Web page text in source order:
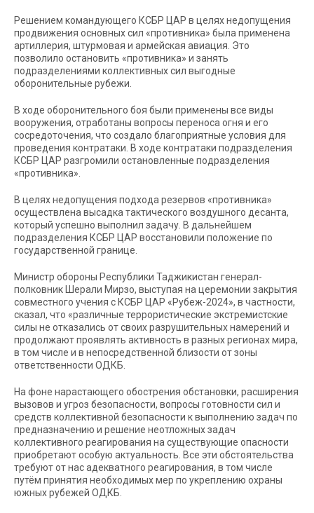
Решением командующего КСБР ЦАР в целях недопущения
продвижения основных сил «противника» была применена
артиллерия, штурмовая и армейская авиация. Это
позволило остановить «противника» и занять
подразделениями коллективных сил выгодные
оборонительные рубежи.
В ходе оборонительного боя были применены все виды
вооружения, отработаны вопросы переноса огня и его
сосредоточения, что создало благоприятные условия для
проведения контратаки. В ходе контратаки подразделения
КСБР ЦАР разгромили остановленные подразделения
«противника».
В целях недопущения подхода резервов «противника»
осуществлена высадка тактического воздушного десанта,
который успешно выполнил задачу. В дальнейшем
подразделения КСБР ЦАР восстановили положение по
государственной границе.
Министр обороны Республики Таджикистан генерал-
полковник Шерали Мирзо, выступая на церемонии закрытия
совместного учения с КСБР ЦАР «Рубеж-2024», в частности,
сказал, что «различные террористические экстремистские
силы не отказались от своих разрушительных намерений и
продолжают проявлять активность в разных регионах мира,
в том числе и в непосредственной близости от зоны
ответственности ОДКБ.
На фоне нарастающего обострения обстановки, расширения
вызовов и угроз безопасности, вопросы готовности сил и
средств коллективной безопасности к выполнению задач по
предназначению и решение неотложных задач
коллективного реагирования на существующие опасности
приобретают особую актуальность. Все эти обстоятельства
требуют от нас адекватного реагирования, в том числе
путём принятия необходимых мер по укреплению охраны
южных рубежей ОДКБ.